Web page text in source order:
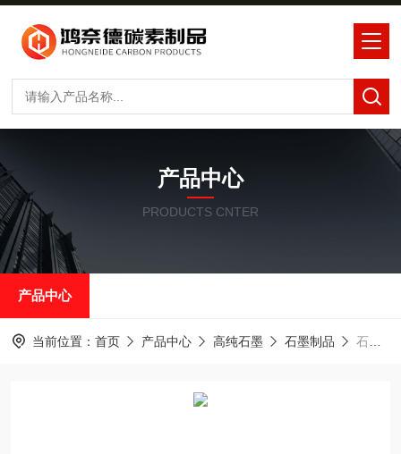
产品中心
PRODUCTS CNTER
产品中心
当前位置： 首页 产品中心 高纯石墨 石墨制品 石墨油槽红-7五星石墨红-7石墨烧结模具